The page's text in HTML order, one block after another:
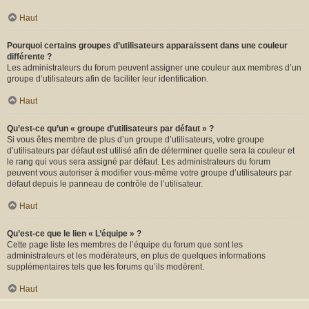
Haut
Pourquoi certains groupes d’utilisateurs apparaissent dans une couleur
différente ?
Les administrateurs du forum peuvent assigner une couleur aux membres d’un
groupe d’utilisateurs afin de faciliter leur identification.
Haut
Qu’est-ce qu’un « groupe d’utilisateurs par défaut » ?
Si vous êtes membre de plus d’un groupe d’utilisateurs, votre groupe
d’utilisateurs par défaut est utilisé afin de déterminer quelle sera la couleur et
le rang qui vous sera assigné par défaut. Les administrateurs du forum
peuvent vous autoriser à modifier vous-même votre groupe d’utilisateurs par
défaut depuis le panneau de contrôle de l’utilisateur.
Haut
Qu’est-ce que le lien « L’équipe » ?
Cette page liste les membres de l’équipe du forum que sont les
administrateurs et les modérateurs, en plus de quelques informations
supplémentaires tels que les forums qu’ils modèrent.
Haut